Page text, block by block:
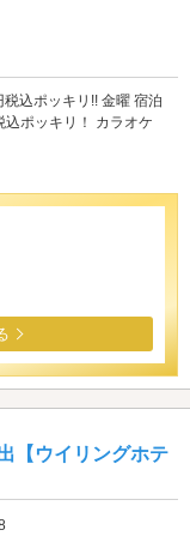
込ポッキリ!! 金曜 宿泊
ポッキリ！ カラオケ
【ウイリングホテ
のうち4.5